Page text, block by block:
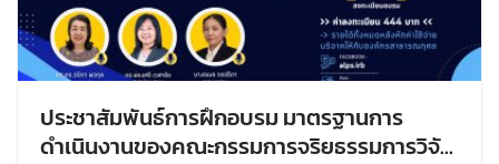
ประชาสัมพันธ์การฝึกอบรม มาตรฐานการ
ดำเนินงานของคณะกรรมการจริยธรรมการวิจัย